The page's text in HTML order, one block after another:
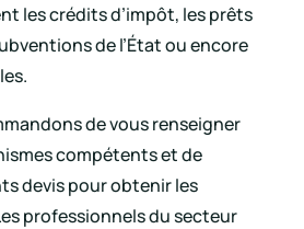
les crédits d’impôt, les prêts
de l’État ou encore
de vous renseigner
compétents et de
devis pour obtenir les
professionnels du secteur